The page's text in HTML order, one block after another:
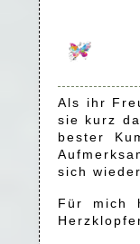
Als ihr
sie kurz
bester
sich
Für mich